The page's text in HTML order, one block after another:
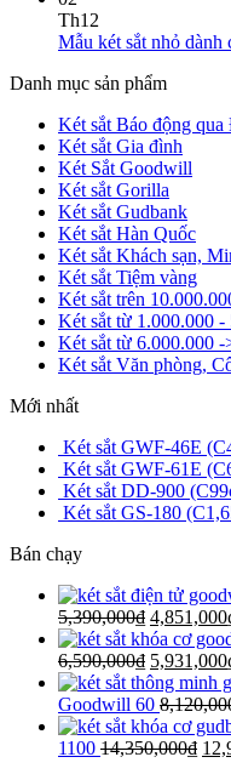
Th12
Mẫu két sắt nhỏ dành
Danh mục sản phẩm
Két sắt Báo động
Két sắt Gia đình
Két Sắt Goodwill
Két sắt Gorilla
Két sắt Gudbank
Két sắt Hàn Quốc
Két sắt Khách sạn,
Két sắt Tiệm vàng
Két sắt trên
Két sắt từ 1.000.000
Két sắt từ 6.000.000
Két sắt Văn phòng,
Mới nhất
Két sắt GWF-46E
Két sắt GWF-61E
Két sắt DD-900
Két sắt GS-180
Bán chạy
5,390,000₫ 4,851,000
6,590,000₫ 5,931,000
Goodwill 60
1100 14,350,000₫